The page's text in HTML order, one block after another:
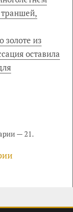
траншей,
золоте из
оставила
— 21.